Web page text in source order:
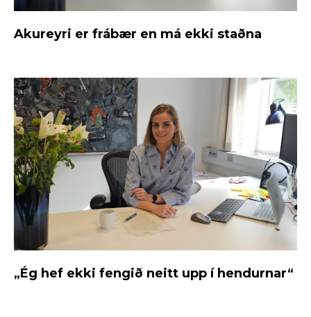
Akureyri er frábær en má ekki staðna
„Ég hef ekki fengið neitt upp í hendurnar“